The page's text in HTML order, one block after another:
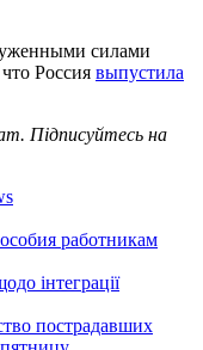
силами
Россия выпустила
Підписуйтесь на
работникам
інтеграції
пострадавших